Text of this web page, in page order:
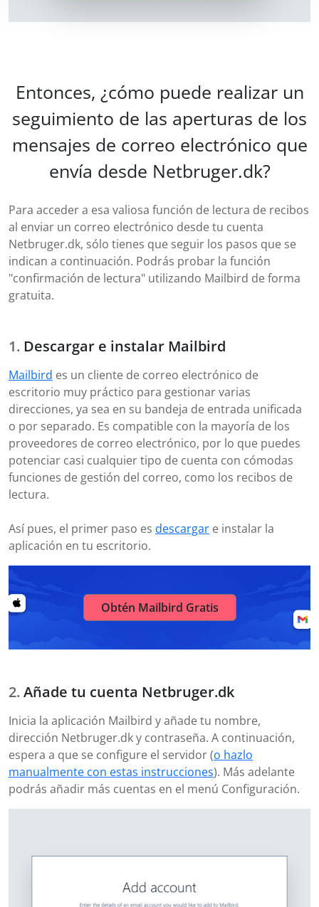
Entonces, ¿cómo puede realizar un
seguimiento de las aperturas de los
mensajes de correo electrónico que
envía desde Netbruger.dk?
Para acceder a esa valiosa función de lectura de recibos
al enviar un correo electrónico desde tu cuenta
Netbruger.dk, sólo tienes que seguir los pasos que se
indican a continuación. Podrás probar la función
"confirmación de lectura" utilizando Mailbird de forma
gratuita.
Descargar e instalar Mailbird
Mailbird es un cliente de correo electrónico de
escritorio muy práctico para gestionar varias
direcciones, ya sea en su bandeja de entrada unificada
o por separado. Es compatible con la mayoría de los
proveedores de correo electrónico, por lo que puedes
potenciar casi cualquier tipo de cuenta con cómodas
funciones de gestión del correo, como los recibos de
lectura.
Así pues, el primer paso es descargar e instalar la
aplicación en tu escritorio.
Obtén Mailbird Gratis
Añade tu cuenta Netbruger.dk
Inicia la aplicación Mailbird y añade tu nombre,
dirección Netbruger.dk y contraseña. A continuación,
espera a que se configure el servidor (o hazlo
manualmente con estas instrucciones). Más adelante
podrás añadir más cuentas en el menú Configuración.